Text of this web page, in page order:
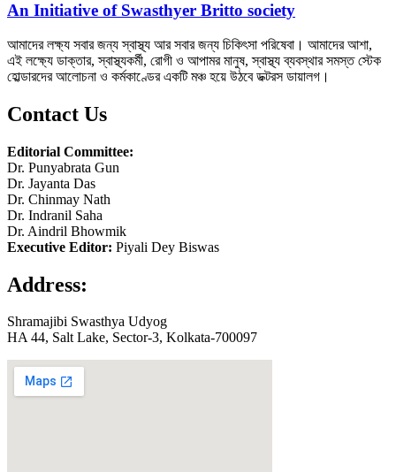
An Initiative of Swasthyer Britto society
আমাদের লক্ষ্য সবার জন্য স্বাস্থ্য আর সবার জন্য চিকিৎসা পরিষেবা। আমাদের আশা,
এই লক্ষ্যে ডাক্তার, স্বাস্থ্যকর্মী, রোগী ও আপামর মানুষ, স্বাস্থ্য ব্যবস্থার সমস্ত স্টেক
হোল্ডারদের আলোচনা ও কর্মকাণ্ডের একটি মঞ্চ হয়ে উঠবে ডক্টরস ডায়ালগ।
Contact Us
Editorial Committee:
Dr. Punyabrata Gun
Dr. Jayanta Das
Dr. Chinmay Nath
Dr. Indranil Saha
Dr. Aindril Bhowmik
Executive Editor: Piyali Dey Biswas
Address:
Shramajibi Swasthya Udyog
HA 44, Salt Lake, Sector-3, Kolkata-700097